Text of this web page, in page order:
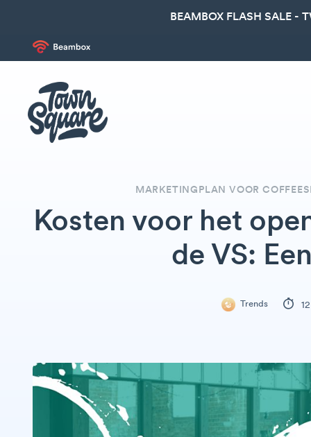
BEAMBOX FLASH SALE -
MARKETINGPLAN VOOR
Kosten voor het
de VS:
Trends